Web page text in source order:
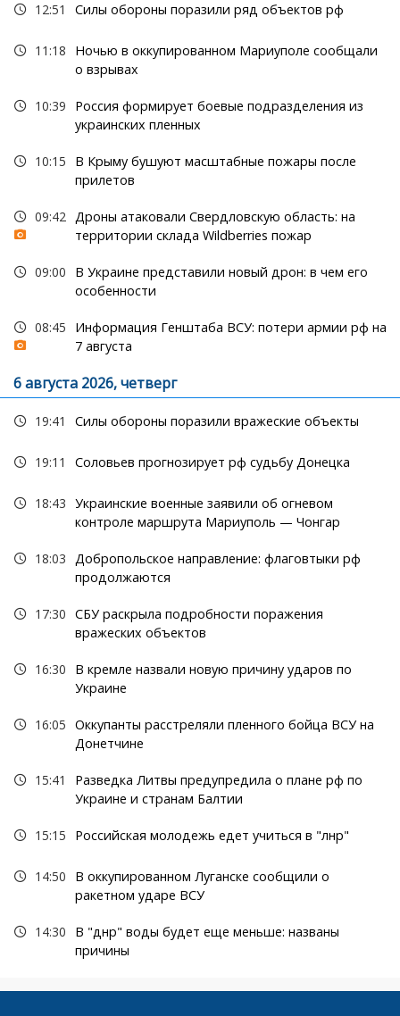
12:51 Силы обороны поразили ряд объектов рф
11:18
Ночью в оккупированном Мариуполе сообщали
о взрывах
10:39
Россия формирует боевые подразделения из
украинских пленных
10:15
В Крыму бушуют масштабные пожары после
прилетов
09:42 Дроны атаковали Свердловскую область: на
территории склада Wildberries пожар
09:00
В Украине представили новый дрон: в чем его
особенности
08:45
Информация Генштаба ВСУ: потери армии рф на
7 августа
6 августа 2026, четверг
19:41 Силы обороны поразили вражеские объекты
19:11 Соловьев прогнозирует рф судьбу Донецка
18:43 Украинские военные заявили об огневом
контроле маршрута Мариуполь — Чонгар
18:03 Добропольское направление: флаговтыки рф
продолжаются
17:30 СБУ раскрыла подробности поражения
вражеских объектов
16:30
В кремле назвали новую причину ударов по
Украине
16:05 Оккупанты расстреляли пленного бойца ВСУ на
Донетчине
15:41
Разведка Литвы предупредила о плане рф по
Украине и странам Балтии
15:15 Российская молодежь едет учиться в "лнр"
14:50
В оккупированном Луганске сообщили о
ракетном ударе ВСУ
14:30
В "днр" воды будет еще меньше: названы
причины